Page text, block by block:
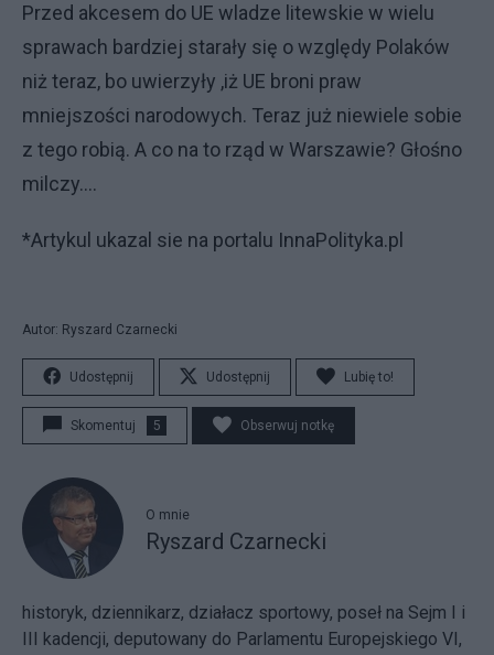
Przed akcesem do UE wladze litewskie w wielu
sprawach bardziej starały się o względy Polaków
niż teraz, bo uwierzyły ,iż UE broni praw
mniejszości narodowych. Teraz już niewiele sobie
z tego robią. A co na to rząd w Warszawie? Głośno
milczy....
*Artykul ukazal sie na portalu InnaPolityka.pl
Autor: Ryszard Czarnecki
Udostępnij Udostępnij Lubię to!
Skomentuj 5 Obserwuj notkę
O mnie
Ryszard Czarnecki
historyk, dziennikarz, działacz sportowy, poseł na Sejm I i
III kadencji, deputowany do Parlamentu Europejskiego VI,